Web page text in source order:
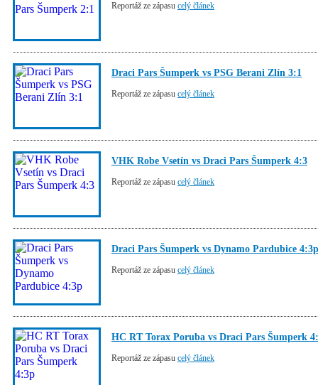
Reportáž ze zápasu celý článek
Draci Pars Šumperk vs PSG Berani Zlín 3:1
Reportáž ze zápasu celý článek
VHK Robe Vsetín vs Draci Pars Šumperk 4:3
Reportáž ze zápasu celý článek
Draci Pars Šumperk vs Dynamo Pardubice 4:3p
Reportáž ze zápasu celý článek
HC RT Torax Poruba vs Draci Pars Šumperk
Reportáž ze zápasu celý článek